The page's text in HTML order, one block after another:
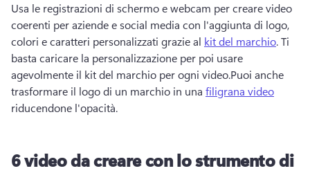
Usa le registrazioni di schermo e webcam per creare video
coerenti per aziende e social media con l'aggiunta di logo,
colori e caratteri personalizzati grazie al kit del marchio. Ti
basta caricare la personalizzazione per poi usare
agevolmente il kit del marchio per ogni video.Puoi anche
trasformare il logo di un marchio in una filigrana video
riducendone l'opacità.
6 video da creare con lo strumento di